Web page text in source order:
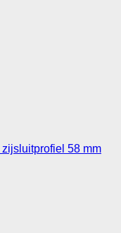
58 mm